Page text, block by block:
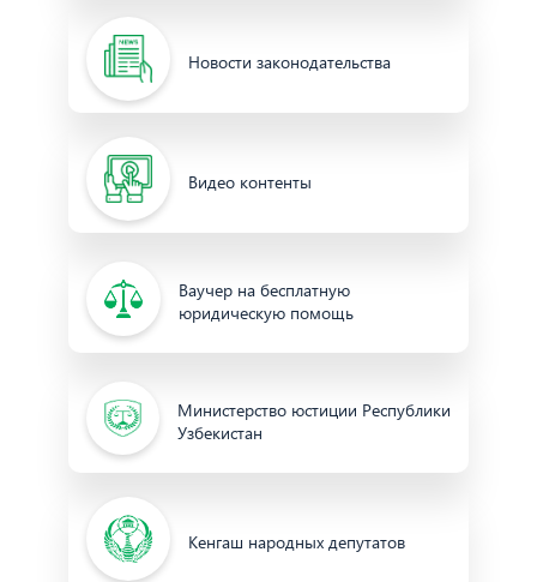
Новости законодательства
Видео контенты
Ваучер на бесплатную
юридическую помощь
Министерство юстиции Республики
Узбекистан
Кенгаш народных депутатов